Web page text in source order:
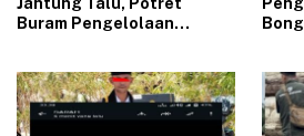
Jantung Talu, Potret
Buram Pengelolaan